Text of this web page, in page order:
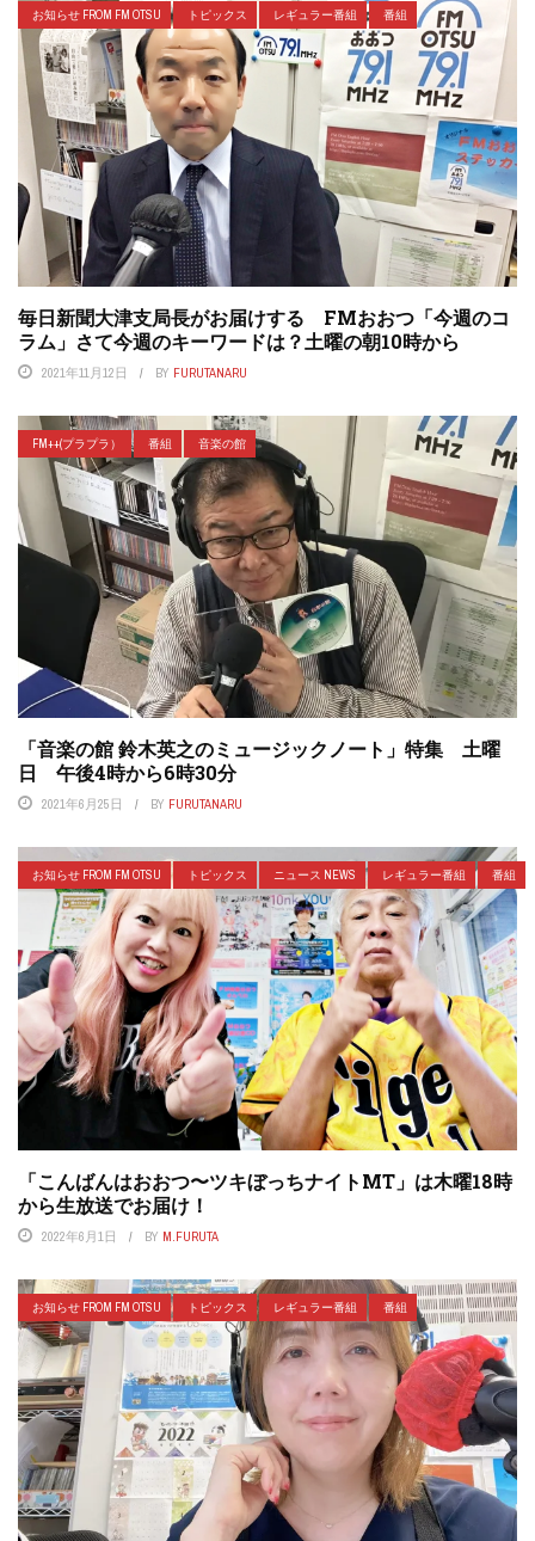
お知らせ FROM FM OTSU トピックス レギュラー番組 番組
毎日新聞大津支局長がお届けする FMおおつ「今週のコ
ラム」さて今週のキーワードは？土曜の朝10時から
2021年11月12日 BY FURUTANARU
FM++(プラプラ） 番組 音楽の館
「音楽の館 鈴木英之のミュージックノート」特集 土曜
日 午後4時から6時30分
2021年6月25日 BY FURUTANARU
お知らせ FROM FM OTSU トピックス ニュース NEWS レギュラー番組 番組
「こんばんはおおつ〜ツキぼっちナイトMT」は木曜18時
から生放送でお届け！
2022年6月1日 BY M.FURUTA
お知らせ FROM FM OTSU トピックス レギュラー番組 番組